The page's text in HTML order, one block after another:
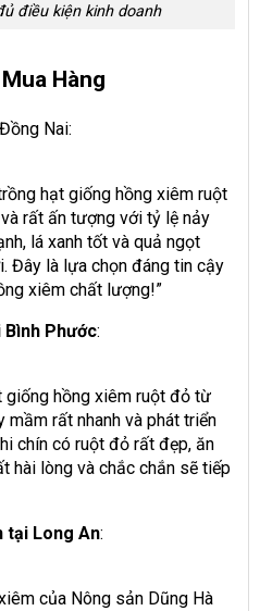
điều kiện kinh doanh
Hàng
Nai:
hạt giống hồng xiêm ruột
rất ấn tượng với tỷ lệ nảy
lá xanh tốt và quả ngọt
Đây là lựa chọn đáng tin cậy
xiêm chất lượng!”
Bình Phước:
giống hồng xiêm ruột đỏ từ
mầm rất nhanh và phát triển
chín có ruột đỏ rất đẹp, ăn
hài lòng và chắc chắn sẽ tiếp
tại Long An:
của Nông sản Dũng Hà